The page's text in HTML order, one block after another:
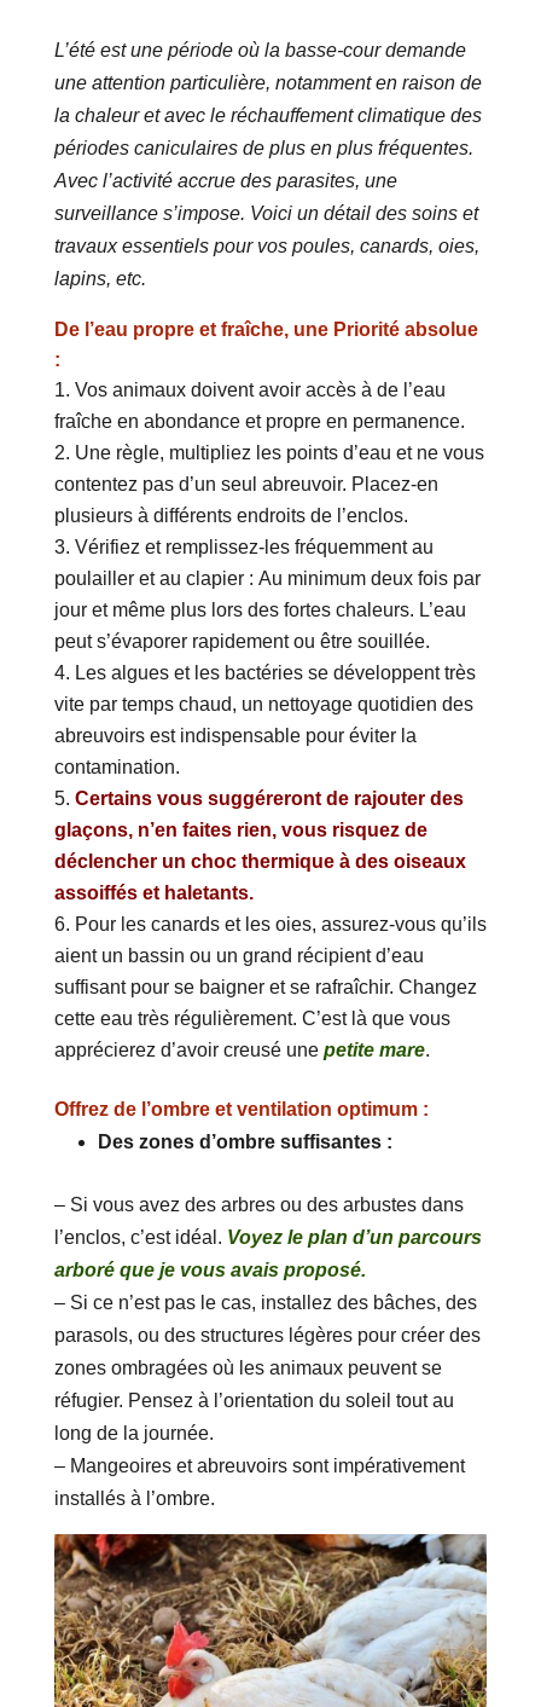
L’été est une période où la basse-cour demande
une attention particulière, notamment en raison de
la chaleur et avec le réchauffement climatique des
périodes caniculaires de plus en plus fréquentes.
Avec l’activité accrue des parasites, une
surveillance s’impose. Voici un détail des soins et
travaux essentiels pour vos poules, canards, oies,
lapins, etc.
De l’eau propre et fraîche, une Priorité absolue
:
Vos animaux doivent avoir accès à de l’eau
fraîche en abondance et propre en permanence.
Une règle, multipliez les points d’eau et ne vous
contentez pas d’un seul abreuvoir. Placez-en
plusieurs à différents endroits de l’enclos.
Vérifiez et remplissez-les fréquemment au
poulailler et au clapier : Au minimum deux fois par
jour et même plus lors des fortes chaleurs. L’eau
peut s’évaporer rapidement ou être souillée.
Les algues et les bactéries se développent très
vite par temps chaud, un nettoyage quotidien des
abreuvoirs est indispensable pour éviter la
contamination.
Certains vous suggéreront de rajouter des
glaçons, n’en faites rien, vous risquez de
déclencher un choc thermique à des oiseaux
assoiffés et haletants.
Pour les canards et les oies, assurez-vous qu’ils
aient un bassin ou un grand récipient d’eau
suffisant pour se baigner et se rafraîchir. Changez
cette eau très régulièrement. C’est là que vous
apprécierez d’avoir creusé une petite mare.
Offrez de l’ombre et ventilation optimum :
Des zones d’ombre suffisantes :
– Si vous avez des arbres ou des arbustes dans
l’enclos, c’est idéal. Voyez le plan d’un parcours
arboré que je vous avais proposé.
– Si ce n’est pas le cas, installez des bâches, des
parasols, ou des structures légères pour créer des
zones ombragées où les animaux peuvent se
réfugier. Pensez à l’orientation du soleil tout au
long de la journée.
– Mangeoires et abreuvoirs sont impérativement
installés à l’ombre.